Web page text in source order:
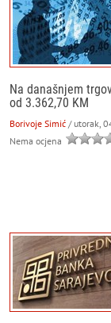
Na današnjem
od 3.362,70 KM
Borivoje Simić / utorak,
Nema ocjena